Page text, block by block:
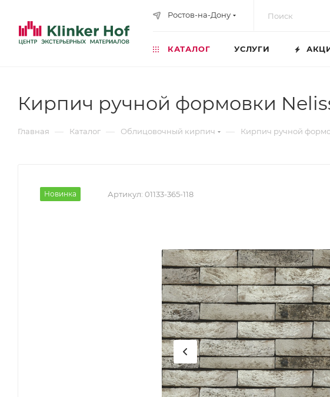
Ростов-на-Дону
КАТАЛОГ УСЛУГИ
Кирпич ручной формовки
Главная — Каталог — Облицовочный кирпич — Кирпич ручной
Новинка Артикул: 01133-365-118